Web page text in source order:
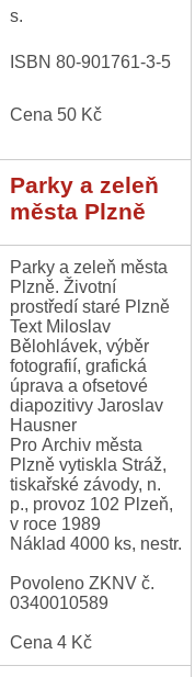
s.
ISBN 80-901761-3-5
Cena 50 Kč
Parky a zeleň
města Plzně
Parky a zeleň města
Plzně. Životní
prostředí staré Plzně
Text Miloslav
Bělohlávek, výběr
fotografií, grafická
úprava a ofsetové
diapozitivy Jaroslav
Hausner
Pro Archiv města
Plzně vytiskla Stráž,
tiskařské závody, n.
p., provoz 102 Plzeň,
v roce 1989
Náklad 4000 ks, nestr.
Povoleno ZKNV č.
0340010589
Cena 4 Kč